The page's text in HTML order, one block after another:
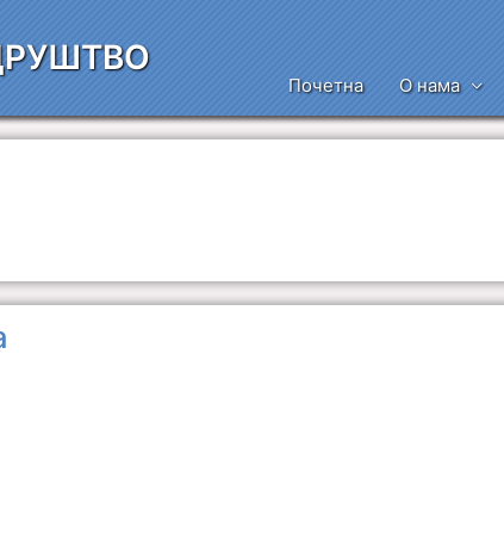
Почетна О нама